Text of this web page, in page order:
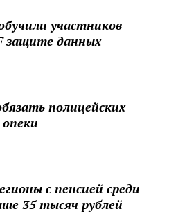
участников
защите данных
полицейских
с пенсией среди
35 тысяч рублей